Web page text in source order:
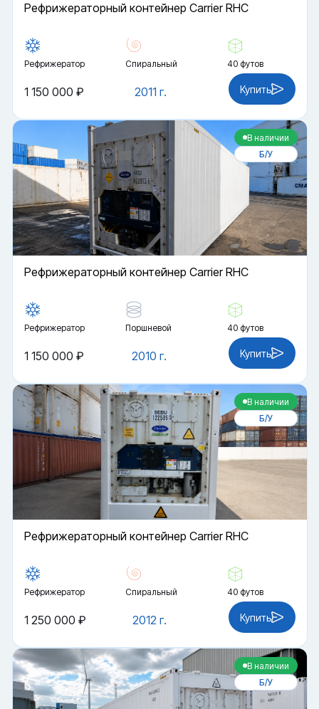
Рефрижераторный контейнер Carrier RHC
Рефрижератор Спиральный 40 футов
2011 г.
1 150 000 ₽ Купить
В наличии
Б/У
Рефрижераторный контейнер Carrier RHC
Рефрижератор Поршневой 40 футов
2010 г.
1 150 000 ₽ Купить
В наличии
Б/У
Рефрижераторный контейнер Carrier RHC
Рефрижератор Спиральный 40 футов
2012 г.
1 250 000 ₽ Купить
В наличии
Б/У